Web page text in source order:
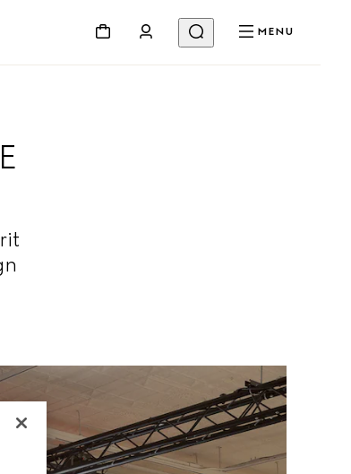
MENU